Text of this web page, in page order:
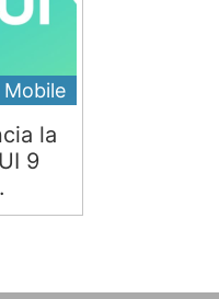
Mobile
la
9